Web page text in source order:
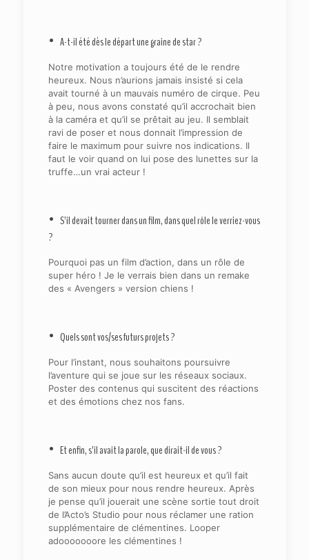
• A-t-il été dès le départ une graine de star ?
Notre motivation a toujours été de le rendre
heureux. Nous n’aurions jamais insisté si cela
avait tourné à un mauvais numéro de cirque. Peu
à peu, nous avons constaté qu’il accrochait bien
à la caméra et qu’il se prêtait au jeu. Il semblait
ravi de poser et nous donnait l’impression de
faire le maximum pour suivre nos indications. Il
faut le voir quand on lui pose des lunettes sur la
truffe…un vrai acteur !
• S’il devait tourner dans un film, dans quel rôle le verriez-vous
?
Pourquoi pas un film d’action, dans un rôle de
super héro ! Je le verrais bien dans un remake
des « Avengers » version chiens !
• Quels sont vos/ses futurs projets ?
Pour l’instant, nous souhaitons poursuivre
l’aventure qui se joue sur les réseaux sociaux.
Poster des contenus qui suscitent des réactions
et des émotions chez nos fans.
• Et enfin, s’il avait la parole, que dirait-il de vous ?
Sans aucun doute qu’il est heureux et qu’il fait
de son mieux pour nous rendre heureux. Après
je pense qu’il jouerait une scène sortie tout droit
de l’Acto’s Studio pour nous réclamer une ration
supplémentaire de clémentines. Looper
adooooooore les clémentines !